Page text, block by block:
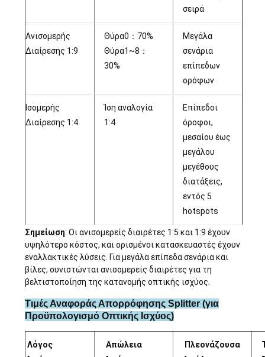
σειρά
Ανισομερής
Διαίρεσης 1:9
Θύρα0：70%
Θύρα1~8：
30%
Μεγάλα
σενάρια
επίπεδων
ορόφων
Ισομερής
Διαίρεσης 1:4
Ίση αναλογία
1:4
Επίπεδοι
όροφοι,
μεσαίου έως
μεγάλου
μεγέθους
διατάξεις,
εντός 5
hotspots
Σημείωση: Οι ανισομερείς διαιρέτες 1:5 και 1:9 έχουν
υψηλότερο κόστος, και ορισμένοι κατασκευαστές έχουν
εναλλακτικές λύσεις. Για μεγάλα επίπεδα σενάρια και
βίλες, συνιστώνται ανισομερείς διαιρέτες για τη
βελτιστοποίηση της κατανομής οπτικής ισχύος.
Τιμές Αναφοράς Απορρόφησης Splitter (για
Προϋπολογισμό Οπτικής Ισχύος)
Λόγος
Απώλεια
Πλεονάζουσα